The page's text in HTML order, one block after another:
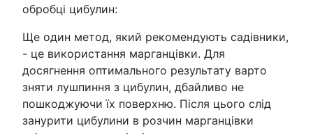
обробці цибулин:
Ще один метод, який рекомендують садівники,
- це використання марганцівки. Для
досягнення оптимального результату варто
зняти лушпиння з цибулин, дбайливо не
пошкоджуючи їх поверхню. Після цього слід
занурити цибулини в розчин марганцівки